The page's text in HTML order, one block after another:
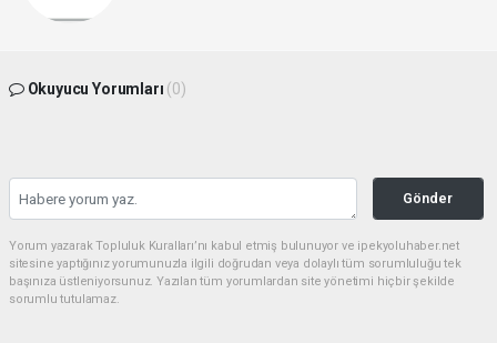
Okuyucu Yorumları (0)
Gönder
Yorum yazarak Topluluk Kuralları’nı kabul etmiş bulunuyor ve ipekyoluhaber.net
sitesine yaptığınız yorumunuzla ilgili doğrudan veya dolaylı tüm sorumluluğu tek
başınıza üstleniyorsunuz. Yazılan tüm yorumlardan site yönetimi hiçbir şekilde
sorumlu tutulamaz.